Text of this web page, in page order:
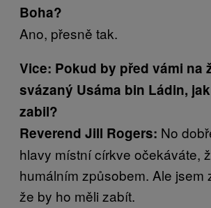
Boha?
Ano, přesně tak.
Vice: Pokud by před vámi na
svázaný Usáma bin Ládin,
zabil?
Reverend Jill Rogers: No
hlavy místní církve očekáváte,
humálním způsobem. Ale jsem
že by ho měli zabít.